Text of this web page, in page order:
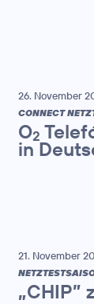
26. November
CONNECT
O2
in
21. November
„CHIP”